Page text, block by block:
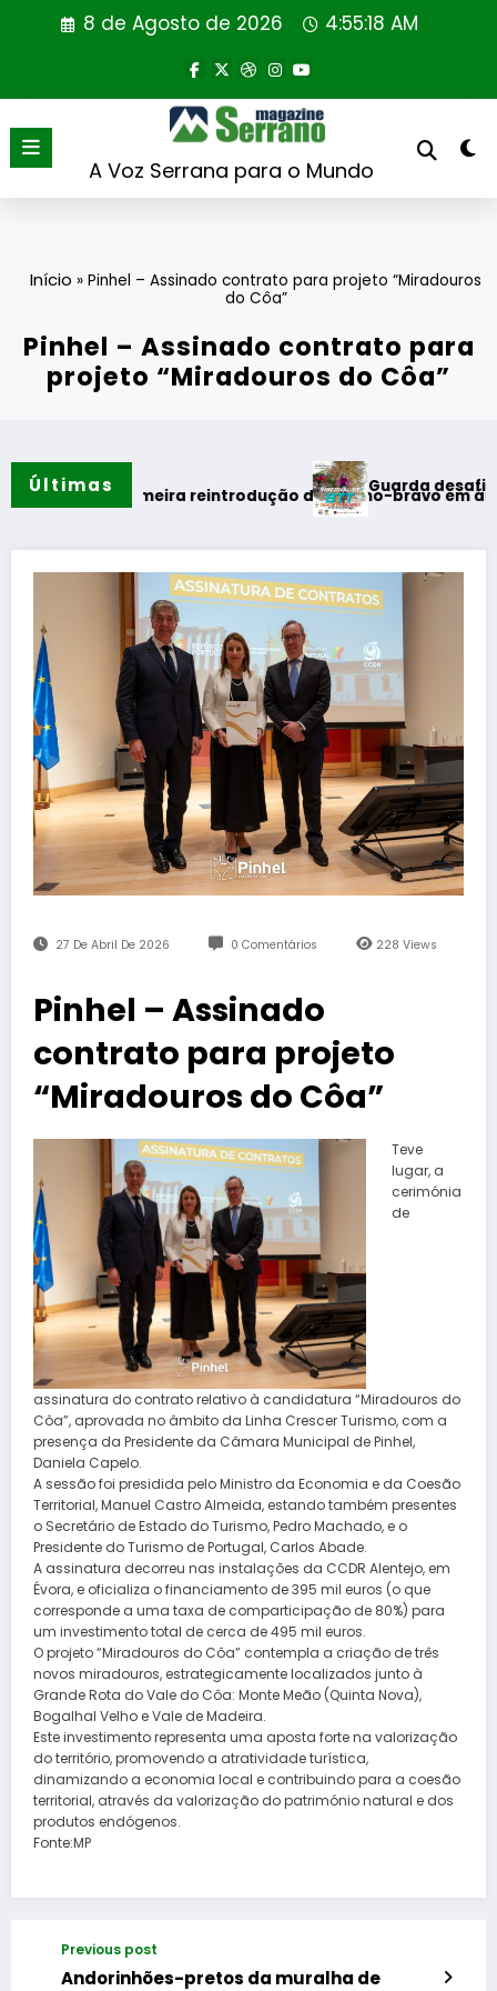
8 de Agosto de 2026 4:55:18 AM
A Voz Serrana para o Mundo
Início »Pinhel – Assinado contrato para projeto “Miradouros
do Côa”
Pinhel – Assinado contrato para
projeto “Miradouros do Côa”
Últimas
primeira reintrodução de coelho-bravo em área rewilding
Guarda desafia amantes
27 De Abril De 2026 0 Comentários 228Views
Pinhel – Assinado
contrato para projeto
“Miradouros do Côa”
Teve
lugar, a
cerimónia
de
assinatura do contrato relativo à candidatura “Miradouros do
Côa”, aprovada no âmbito da Linha Crescer Turismo, com a
presença da Presidente da Câmara Municipal de Pinhel,
Daniela Capelo.
A sessão foi presidida pelo Ministro da Economia e da Coesão
Territorial, Manuel Castro Almeida, estando também presentes
o Secretário de Estado do Turismo, Pedro Machado, e o
Presidente do Turismo de Portugal, Carlos Abade.
A assinatura decorreu nas instalações da CCDR Alentejo, em
Évora, e oficializa o financiamento de 395 mil euros (o que
corresponde a uma taxa de comparticipação de 80%) para
um investimento total de cerca de 495 mil euros.
O projeto “Miradouros do Côa” contempla a criação de três
novos miradouros, estrategicamente localizados junto à
Grande Rota do Vale do Côa: Monte Meão (Quinta Nova),
Bogalhal Velho e Vale de Madeira.
Este investimento representa uma aposta forte na valorização
do território, promovendo a atratividade turística,
dinamizando a economia local e contribuindo para a coesão
territorial, através da valorização do património natural e dos
produtos endógenos.
Fonte:MP
Previous post
Andorinhões-pretos da muralha de